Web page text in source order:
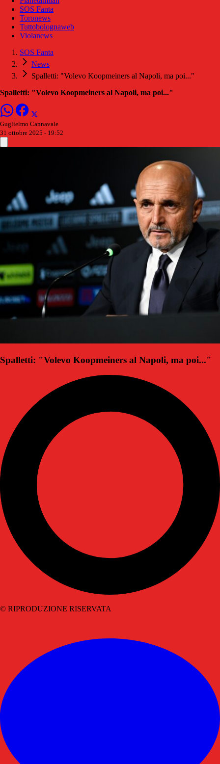
SOS Fanta
Toronews
Tuttobolognaweb
Violanews
SOS Fanta
News
Spalletti: "Volevo Koopmeiners al Napoli, ma poi..."
Spalletti: "Volevo Koopmeiners al Napoli, ma poi..."
Guglielmo Cannavale
31 ottobre 2025 - 19:52
Spalletti: "Volevo Koopmeiners al Napoli, ma poi..."
© RIPRODUZIONE RISERVATA